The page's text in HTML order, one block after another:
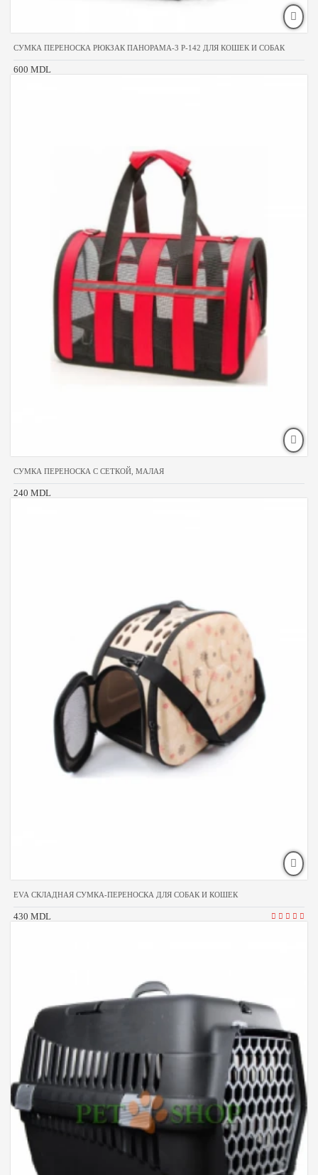
СУМКА ПЕРЕНОСКА РЮКЗАК ПАНОРАМА-3 P-142 ДЛЯ КОШЕК И СОБАК
600 MDL
СУМКА ПЕРЕНОСКА С СЕТКОЙ, МАЛАЯ
240 MDL
EVA СКЛАДНАЯ СУМКА-ПЕРЕНОСКА ДЛЯ СОБАК И КОШЕК
430 MDL